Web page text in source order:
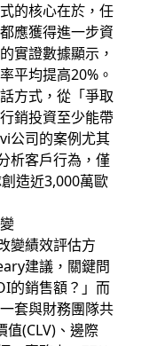
的核心在於，任
應獲得進一步資
實證數據顯示，
平均提高20%。
方式，從「爭取
銷投資至少能帶
公司的案例尤其
析客戶行為，僅
造近3,000萬歐
變績效評估方
建議，關鍵問
的銷售額？」而
套與財務團隊共
值(CLV)、邊際